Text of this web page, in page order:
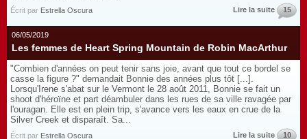
Écrit par Estrella Oscura Lire la suite 15
06/05/2019
Les femmes de Heart Spring Mountain de Robin MacArthur
"Combien d'années on peut tenir sans joie, avant que tout ce bordel se
casse la figure ?" demandait Bonnie des années plus tôt [...].
Lorsqu'Irene s'abat sur le Vermont le 28 août 2011, Bonnie se fait un
shoot d'héroïne et part déambuler dans les rues de sa ville ravagée par
l'ouragan. Elle est en plein trip, s'avance vers les eaux en crue de la
Silver Creek et disparaît. Sa...
Écrit par Estrella Oscura Lire la suite 10